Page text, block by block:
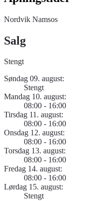
Nordvik Namsos
Salg
Stengt
Søndag 09. august:
Stengt
Mandag 10. august:
08:00 - 16:00
Tirsdag 11. august:
08:00 - 16:00
Onsdag 12. august:
08:00 - 16:00
Torsdag 13. august:
08:00 - 16:00
Fredag 14. august:
08:00 - 16:00
Lørdag 15. august:
Stengt